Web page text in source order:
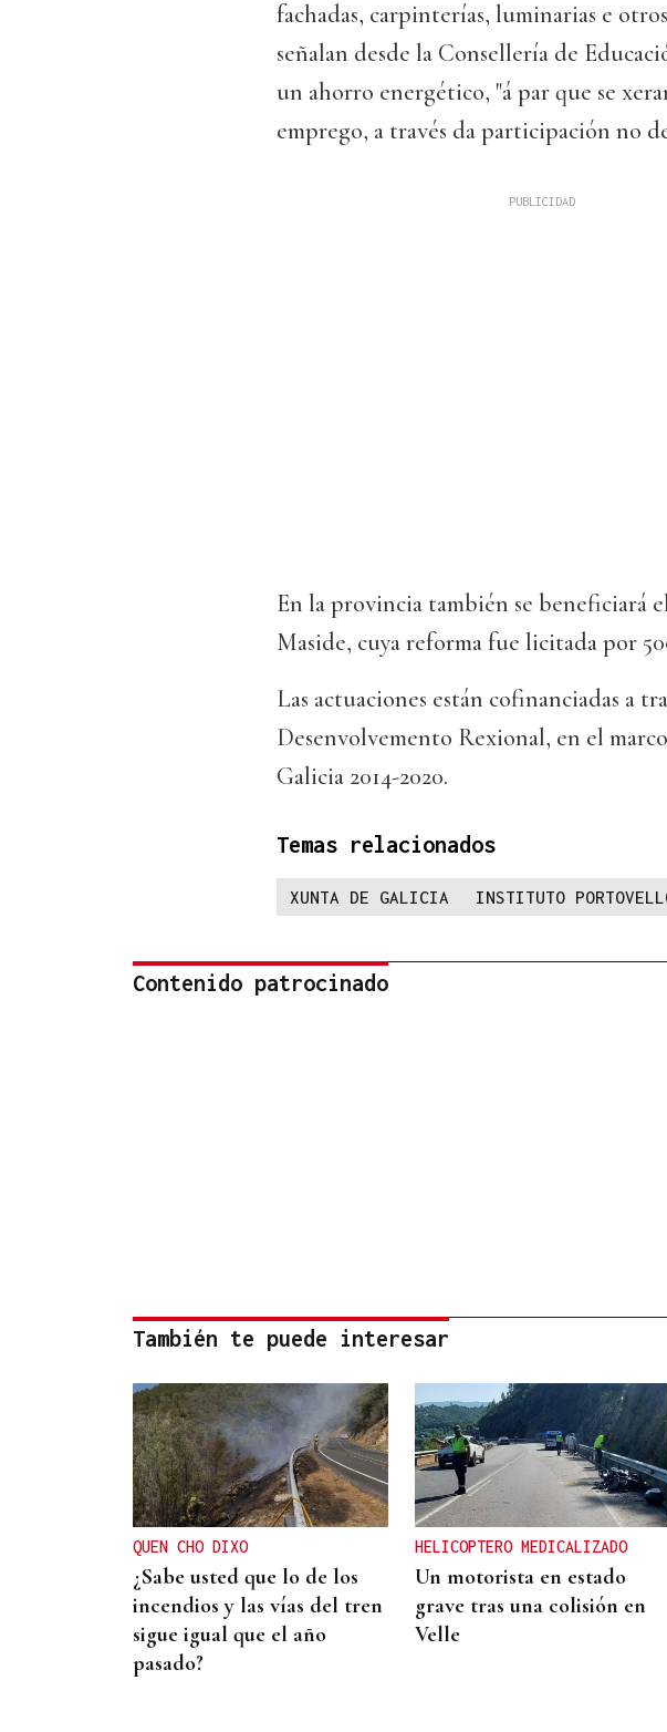
fachadas, carpinterías, luminarias e
señalan desde la Consellería de
un ahorro energético, "á par que se
emprego, a través da participación no
En la provincia también se beneficiará
Maside, cuya reforma fue licitada por
Las actuaciones están cofinanciadas a
Desenvolvemento Rexional, en el
Galicia 2014-2020.
Temas relacionados
XUNTA DE GALICIA INSTITUTO
Contenido patrocinado
También te puede interesar
QUEN CHO DIXO
¿Sabe usted que lo de los
incendios y las vías del tren
sigue igual que el año
pasado?
HELICOPTERO MEDICALIZADO
Un motorista en estado
grave tras una colisión en
Velle